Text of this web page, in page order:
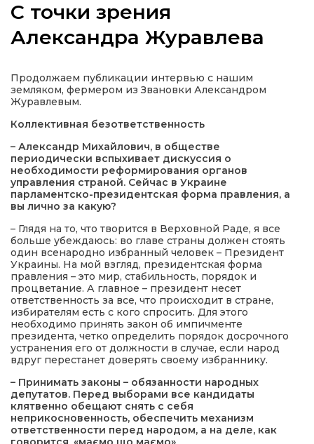
політика
місія
С точки зрения
Александра Журавлева
Продолжаем публикации интервью с нашим
земляком, фермером из Звановки Александром
Журавлевым.
Коллективная безответственность
– Александр Михайлович, в обществе
периодически вспыхивает дискуссия о
необходимости реформирования органов
управления страной. Сейчас в Украине
парламентско-президентская форма правления, а
вы лично за какую?
– Глядя на то, что творится в Верховной Раде, я все
больше убеждаюсь: во главе страны должен стоять
один всенародно избранный человек – Президент
Украины. На мой взгляд, президентская форма
правления – это мир, стабильность, порядок и
процветание. А главное – президент несет
ответственность за все, что происходит в стране,
избирателям есть с кого спросить. Для этого
необходимо принять закон об импичменте
президента, четко определить порядок досрочного
устранения его от должности в случае, если народ
вдруг перестанет доверять своему избраннику.
– Принимать законы – обязанности народных
депутатов. Перед выборами все кандидаты
клятвенно обещают снять с себя
неприкосновенность, обеспечить механизм
ответственности перед народом, а на деле, как